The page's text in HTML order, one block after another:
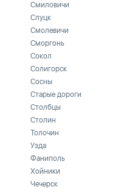
Смиловичи
Слуцк
Смолевичи
Сморгонь
Сокол
Солигорск
Сосны
Старые дороги
Столбцы
Столин
Толочин
Узда
Фаниполь
Хойники
Чечерск